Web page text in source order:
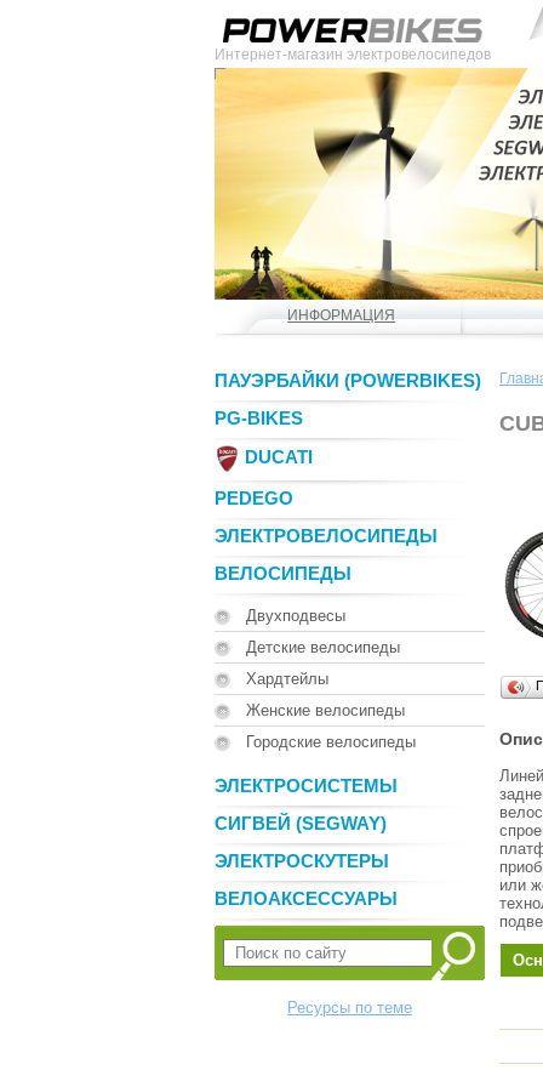
Интернет-магазин электровелосипедов
ИНФОРМАЦИЯ
ПАУЭРБАЙКИ (POWERBIKES)
PG-BIKES
DUCATI
PEDEGO
ЭЛЕКТРОВЕЛОСИПЕДЫ
ВЕЛОСИПЕДЫ
Двухподвесы
Детские велосипеды
Хардтейлы
Женские велосипеды
Городские велосипеды
ЭЛЕКТРОСИСТЕМЫ
СИГВЕЙ (SEGWAY)
ЭЛЕКТРОСКУТЕРЫ
ВЕЛОАКСЕССУАРЫ
Ресурсы по теме
или